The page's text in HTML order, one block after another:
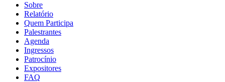
Sobre
Relatório
Quem Participa
Palestrantes
Agenda
Ingressos
Patrocínio
Expositores
FAQ